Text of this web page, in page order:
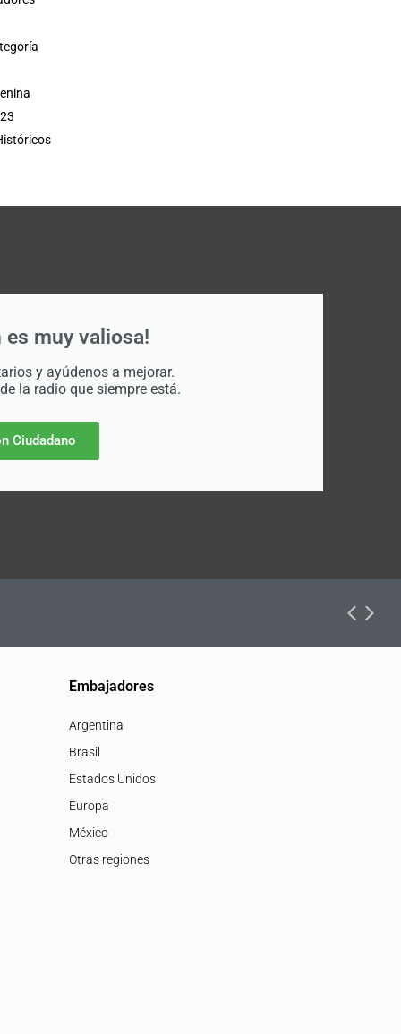
es muy valiosa!
y ayúdenos a mejorar.
la radio que siempre está.
Ciudadano
Embajadores
Argentina
Brasil
Estados Unidos
Europa
México
Otras regiones